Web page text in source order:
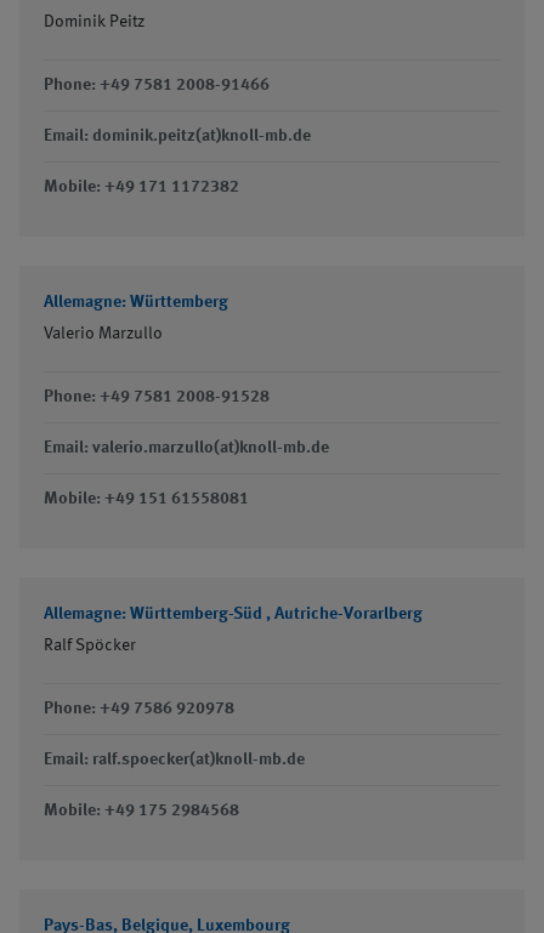
Dominik Peitz
Phone: +49 7581 2008-91466
Email: dominik.peitz(at)knoll-mb.de
Mobile: +49 171 1172382
Allemagne: Württemberg
Valerio Marzullo
Phone: +49 7581 2008-91528
Email: valerio.marzullo(at)knoll-mb.de
Mobile: +49 151 61558081
Allemagne: Württemberg-Süd , Autriche-Vorarlberg
Ralf Spöcker
Phone: +49 7586 920978
Email: ralf.spoecker(at)knoll-mb.de
Mobile: +49 175 2984568
Pays-Bas, Belgique, Luxembourg